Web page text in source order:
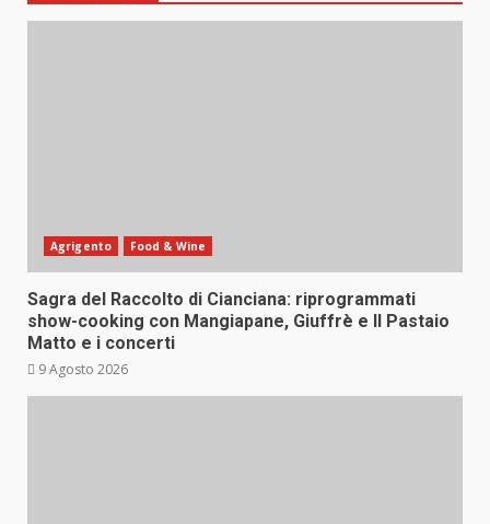
Agrigento Food & Wine
Sagra del Raccolto di Cianciana: riprogrammati
show-cooking con Mangiapane, Giuffrè e Il Pastaio
Matto e i concerti
9 Agosto 2026